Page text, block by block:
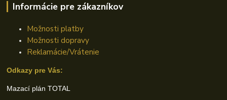
Informácie pre zákazníkov
Možnosti platby
Možnosti dopravy
Reklamácie/Vrátenie
Odkazy pre Vás:
Mazací plán TOTAL